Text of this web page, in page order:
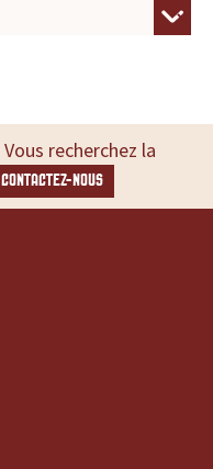
Vous recherchez la
CONTACTEZ-NOUS